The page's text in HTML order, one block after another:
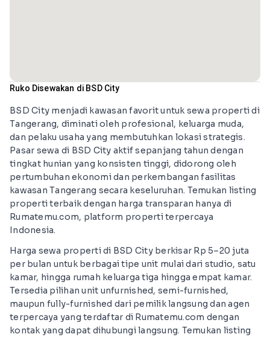
Ruko Disewakan di BSD City
BSD City menjadi kawasan favorit untuk sewa properti di
Tangerang, diminati oleh profesional, keluarga muda,
dan pelaku usaha yang membutuhkan lokasi strategis.
Pasar sewa di BSD City aktif sepanjang tahun dengan
tingkat hunian yang konsisten tinggi, didorong oleh
pertumbuhan ekonomi dan perkembangan fasilitas
kawasan Tangerang secara keseluruhan. Temukan listing
properti terbaik dengan harga transparan hanya di
Rumatemu.com, platform properti terpercaya
Indonesia.
Harga sewa properti di BSD City berkisar Rp 5–20 juta
per bulan untuk berbagai tipe unit mulai dari studio, satu
kamar, hingga rumah keluarga tiga hingga empat kamar.
Tersedia pilihan unit unfurnished, semi-furnished,
maupun fully-furnished dari pemilik langsung dan agen
terpercaya yang terdaftar di Rumatemu.com dengan
kontak yang dapat dihubungi langsung. Temukan listing